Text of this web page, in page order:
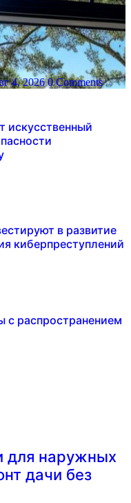
4, 2026 0 Comments
искусственный
в развитие
киберпреступлений
распространением
для наружных
дачи без